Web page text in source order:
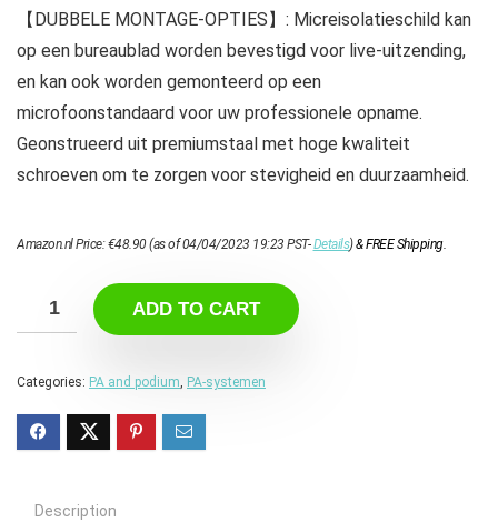
【DUBBELE MONTAGE-OPTIES】: Micreisolatieschild kan
op een bureaublad worden bevestigd voor live-uitzending,
en kan ook worden gemonteerd op een
microfoonstandaard voor uw professionele opname.
Geonstrueerd uit premiumstaal met hoge kwaliteit
schroeven om te zorgen voor stevigheid en duurzaamheid.
Amazon.nl Price:€48.90(as of 04/04/2023 19:23 PST-Details)&FREE Shipping.
ADD TO CART
Categories: PA and podium, PA-systemen
Description